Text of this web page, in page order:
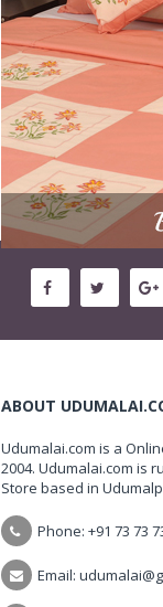
ABOUT
Udumalai.com is a
2004. Udumalai.com is
Store based in
Phone: +91 73 73
Email: